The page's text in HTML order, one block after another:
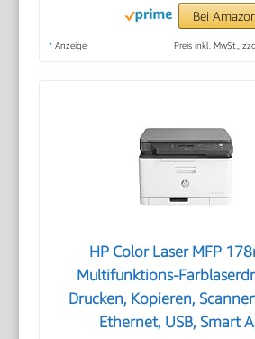
Bei
* Anzeige Preis inkl. MwSt.,
HP Color Laser MFP
Multifunktions-
Drucken, Kopieren,
Ethernet, USB, Smart